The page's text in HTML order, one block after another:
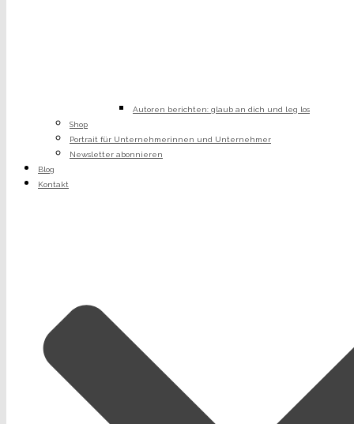
Autoren berichten: glaub an dich und leg los
Shop
Portrait für Unternehmerinnen und Unternehmer
Newsletter abonnieren
Blog
Kontakt